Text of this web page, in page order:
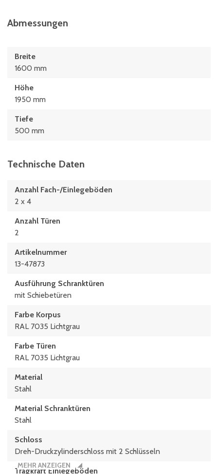
Abmessungen
Breite
1600 mm
Höhe
1950 mm
Tiefe
500 mm
Technische Daten
Anzahl Fach-/Einlegeböden
2 x 4
Anzahl Türen
2
Artikelnummer
13-47873
Ausführung Schranktüren
mit Schiebetüren
Farbe Korpus
RAL 7035 Lichtgrau
Farbe Türen
RAL 7035 Lichtgrau
Material
Stahl
Material Schranktüren
Stahl
Schloss
Dreh-Druckzylinderschloss mit 2 Schlüsseln
Tragkraft Einlegeböden
MEHR ANZEIGEN